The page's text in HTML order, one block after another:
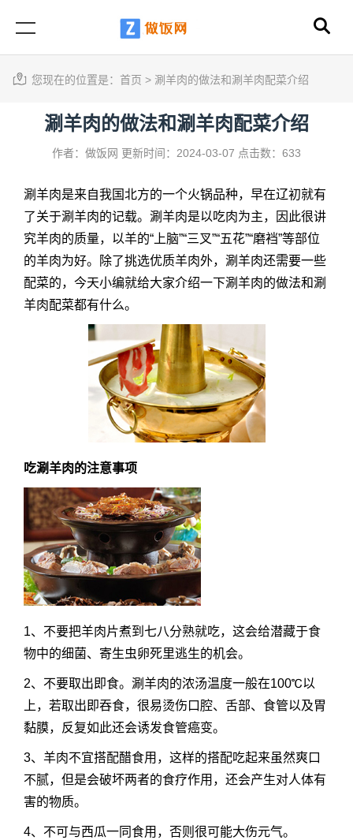
您现在的位置是： 首页 > 涮羊肉的做法和涮羊肉配菜介绍
涮羊肉的做法和涮羊肉配菜介绍
作者：做饭网 更新时间：2024-03-07 点击数：633
涮羊肉是来自我国北方的一个火锅品种，早在辽初就有
了关于涮羊肉的记载。涮羊肉是以吃肉为主，因此很讲
究羊肉的质量，以羊的“上脑”“三叉”“五花”“磨裆”等部位
的羊肉为好。除了挑选优质羊肉外，涮羊肉还需要一些
配菜的，今天小编就给大家介绍一下涮羊肉的做法和涮
羊肉配菜都有什么。
吃涮羊肉的注意事项
1、不要把羊肉片煮到七八分熟就吃，这会给潜藏于食
物中的细菌、寄生虫卵死里逃生的机会。
2、不要取出即食。涮羊肉的浓汤温度一般在100℃以
上，若取出即吞食，很易烫伤口腔、舌部、食管以及胃
黏膜，反复如此还会诱发食管癌变。
3、羊肉不宜搭配醋食用，这样的搭配吃起来虽然爽口
不腻，但是会破坏两者的食疗作用，还会产生对人体有
害的物质。
4、不可与西瓜一同食用，否则很可能大伤元气。